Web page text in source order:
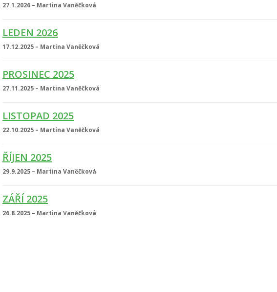
27.1.2026 – Martina Vaněčková
LEDEN 2026
17.12.2025 – Martina Vaněčková
PROSINEC 2025
27.11.2025 – Martina Vaněčková
LISTOPAD 2025
22.10.2025 – Martina Vaněčková
ŘÍJEN 2025
29.9.2025 – Martina Vaněčková
ZÁŘÍ 2025
26.8.2025 – Martina Vaněčková